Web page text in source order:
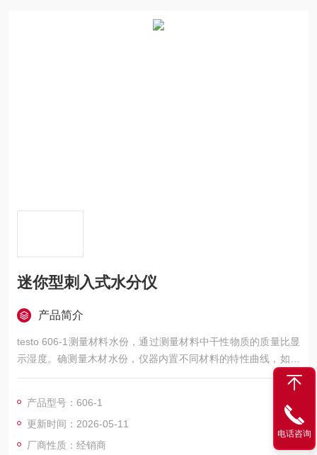
迷你型刺入式水分仪
产品简介
testo 606-1测量材料水份，通过测量材料中干性物质的质量比显
示湿度。确测量木材水份，仪器内置不同材料的特性曲线，如山
毛榉树、云杉、松树、橡树、枫树和枞树。仪器内置建材特性曲
线，亦可测量如水泥板、混凝土、石膏、水泥砂浆、石灰砂浆和
砖头等
产品型号：606-1
更新时间：2026-05-11
厂商性质：经销商
电话咨询